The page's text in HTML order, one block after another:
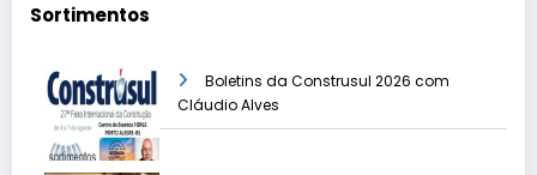
Sortimentos
Boletins da Construsul 2026 com
Cláudio Alves